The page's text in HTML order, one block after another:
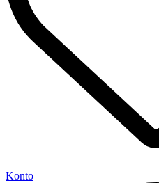
Konto